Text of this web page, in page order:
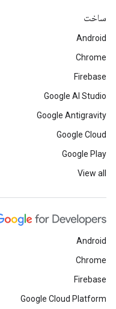
ساخت
Android
Chrome
Firebase
Google AI Studio
Google Antigravity
Google Cloud
Google Play
View all
Android
Chrome
Firebase
Google Cloud Platform